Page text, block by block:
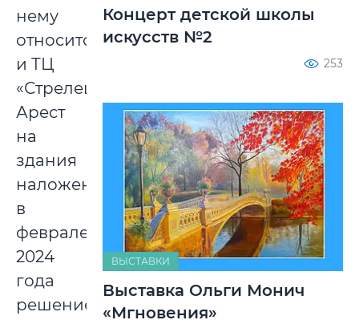
нему
относится
и ТЦ
«Стрелец».
Арест
на
здания
наложен
в
феврале
2024
года
решением
Концерт детской школы
искусств №2
253
ВЫСТАВКИ
Выставка Ольги Монич
«Мгновения»